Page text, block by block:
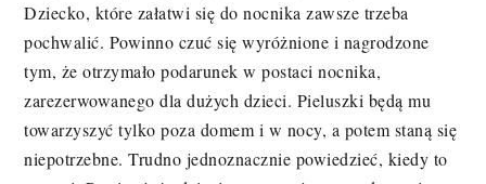
Dziecko, które załatwi się do nocnika zawsze trzeba
pochwalić. Powinno czuć się wyróżnione i nagrodzone
tym, że otrzymało podarunek w postaci nocnika,
zarezerwowanego dla dużych dzieci. Pieluszki będą mu
towarzyszyć tylko poza domem i w nocy, a potem staną się
niepotrzebne. Trudno jednoznacznie powiedzieć, kiedy to